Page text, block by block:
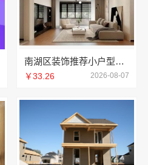
南湖区装饰推荐小户型：嘉兴锦居装饰材料有限公司
￥33.26 2026-08-07